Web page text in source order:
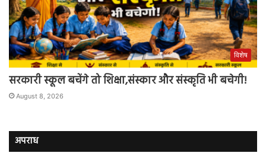
विशेष
सरकारी स्कूल बचेंगे तो शिक्षा,संस्कार और संस्कृति भी बचेगी!
August 8, 2026
अपराध